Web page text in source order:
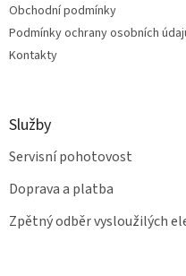
Obchodní podmínky
Podmínky ochrany osobních
Kontakty
Služby
Servisní pohotovost
Doprava a platba
Zpětný odběr vysloužilých